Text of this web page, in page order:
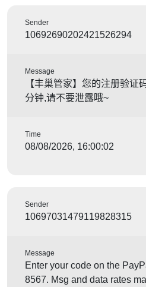
Sender
10692690202421526294
Message
【丰巢管家】您的注册验证
分钟,请不要泄露哦~
Time
08/08/2026, 16:00:02
Sender
10697031479119828315
Message
Enter your code on the
8567. Msg and data rates